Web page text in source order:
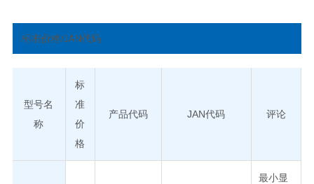
标准价格/JAN代码
型号名
称
标
准
价
格
产品代码 JAN代码 评论
最小显